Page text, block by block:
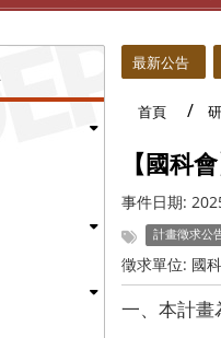
最新公告
首頁
【國科會
事件日期:
計畫徵求公
徵求單位: 國
一、本計畫